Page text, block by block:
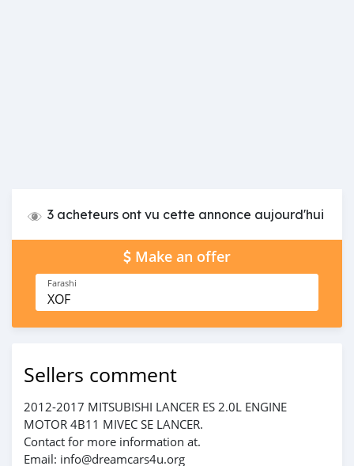
3 acheteurs ont vu cette annonce aujourd'hui
Make an offer
Farashi
XOF
Sellers comment
2012-2017 MITSUBISHI LANCER ES 2.0L ENGINE
MOTOR 4B11 MIVEC SE LANCER.
Contact for more information at.
Email: info@dreamcars4u.org